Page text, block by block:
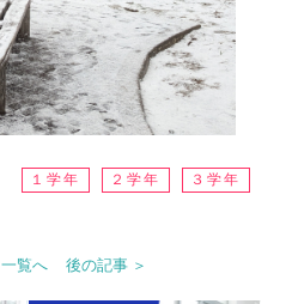
１学年 ２学年 ３学年
一覧へ 後の記事 ＞